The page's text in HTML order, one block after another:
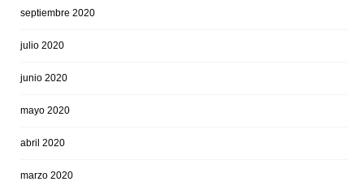
septiembre 2020
julio 2020
junio 2020
mayo 2020
abril 2020
marzo 2020